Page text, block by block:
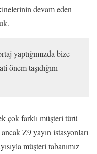
devam eden
yaptığımızda bize
taşıdığını
çok farklı müşteri türü
Z9 yayın istasyonları
müşteri tabanımız